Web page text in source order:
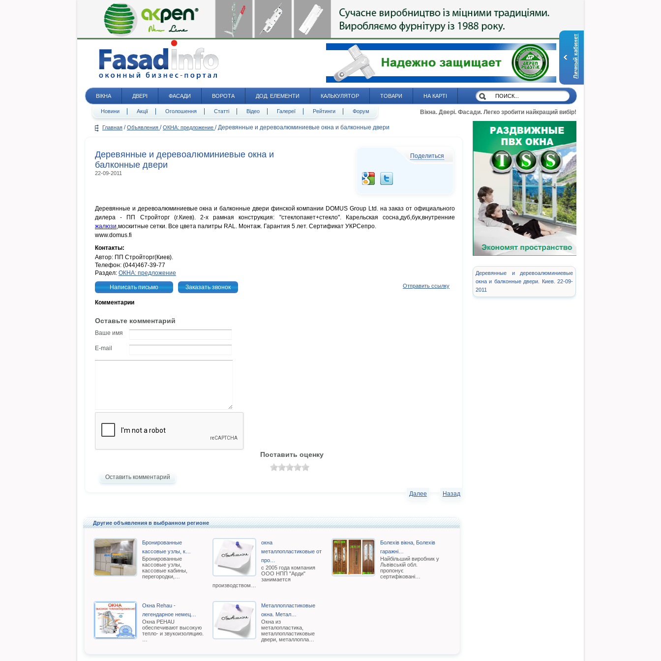
Личный кабинет
ВІКНА ДВЕРІ ФАСАДИ ВОРОТА ДОД. ЕЛЕМЕНТИ КАЛЬКУЛЯТОР ТОВАРИ НА КАРТІ
Новини Акції Оголошення Статті Відео Галереї Рейтинги Форум Вікна. Двері. Фасади. Легко зробити найкращий вибір!
Главная / Объявления / ОКНА: предложение / Деревянные и деревоалюминиевые окна и балконные двери
Деревянные и деревоалюминиевые окна и
балконные двери
22-09-2011
Поделиться
Деревянные и деревоалюминиевые окна и балконные двери финской компании DOMUS Group Ltd. на заказ от официального
дилера - ПП Стройторг (г.Киев). 2-х рамная конструкция: "стеклопакет+стекло". Карельская сосна,дуб,бук,внутренние
жалюзи,москитные сетки. Все цвета палитры RAL. Монтаж. Гарантия 5 лет. Сертификат УКРСепро.
www.domus.fi
Контакты:
Автор: ПП Стройторг(Киев).
Телефон: (044)467-39-77
Раздел: ОКНА: предложение
Написать письмо Заказать звонок Отправить ссылку
Комментарии
Оставьте комментарий
Ваше имя
E-mail
Поставить оценку
Оставить комментарий
Назад
Далее
Другие объявления в выбранном регионе
Бронированные
кассовые узлы, к…
Бронированные
кассовые узлы,
кассовые кабины,
перегородки,…
окна
металлопластиковые от
про…
с 2005 года компания
ООО НПП "Арди"
занимается
производством…
Болехів вікна, Болехів
гаражні…
Найбільший виробник у
Львівській обл.
пропонує
сертифіковані…
Окна Rehau -
легендарное немец…
Oкна РEHAU
обеспечивают высокую
тепло- и звукоизоляцию.
Металлопластиковые
окна. Метал…
Окна из
металопластика,
металлопластиковые
двери, металлопла…
Деревянные и деревоалюминиевые
окна и балконные двери. Киев. 22-09-
2011